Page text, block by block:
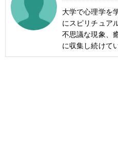
大学で心理学を
にスピリチュア
不思議な現象、
に収集し続けて